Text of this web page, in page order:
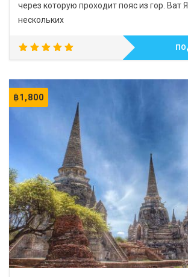
через которую проходит пояс из гор. Ват
нескольких
฿1,800